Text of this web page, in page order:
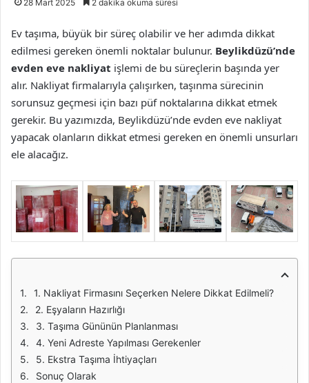
28 Mart 2025 2 dakika okuma süresi
Ev taşıma, büyük bir süreç olabilir ve her adımda dikkat
edilmesi gereken önemli noktalar bulunur. Beylikdüzü’nde
evden eve nakliyat işlemi de bu süreçlerin başında yer
alır. Nakliyat firmalarıyla çalışırken, taşınma sürecinin
sorunsuz geçmesi için bazı püf noktalarına dikkat etmek
gerekir. Bu yazımızda, Beylikdüzü’nde evden eve nakliyat
yapacak olanların dikkat etmesi gereken en önemli unsurları
ele alacağız.
1. Nakliyat Firmasını Seçerken Nelere Dikkat Edilmeli?
2. Eşyaların Hazırlığı
3. Taşıma Gününün Planlanması
4. Yeni Adreste Yapılması Gerekenler
5. Ekstra Taşıma İhtiyaçları
Sonuç Olarak